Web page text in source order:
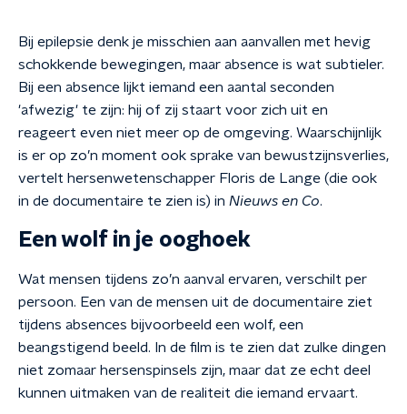
Bij epilepsie denk je misschien aan aanvallen met hevig
schokkende bewegingen, maar absence is wat subtieler.
Bij een absence lijkt iemand een aantal seconden
'afwezig' te zijn: hij of zij staart voor zich uit en
reageert even niet meer op de omgeving. Waarschijnlijk
is er op zo’n moment ook sprake van bewustzijnsverlies,
vertelt hersenwetenschapper Floris de Lange (die ook
in de documentaire te zien is) in Nieuws en Co.
Een wolf in je ooghoek
Wat mensen tijdens zo’n aanval ervaren, verschilt per
persoon. Een van de mensen uit de documentaire ziet
tijdens absences bijvoorbeeld een wolf, een
beangstigend beeld. In de film is te zien dat zulke dingen
niet zomaar hersenspinsels zijn, maar dat ze echt deel
kunnen uitmaken van de realiteit die iemand ervaart.